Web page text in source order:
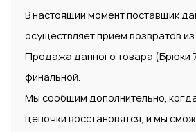
В настоящий момент поставщик
осуществляет прием возвратов из
Продажа данного товара (Брюки
финальной.
Мы сообщим дополнительно,
цепочки восстановятся, и мы